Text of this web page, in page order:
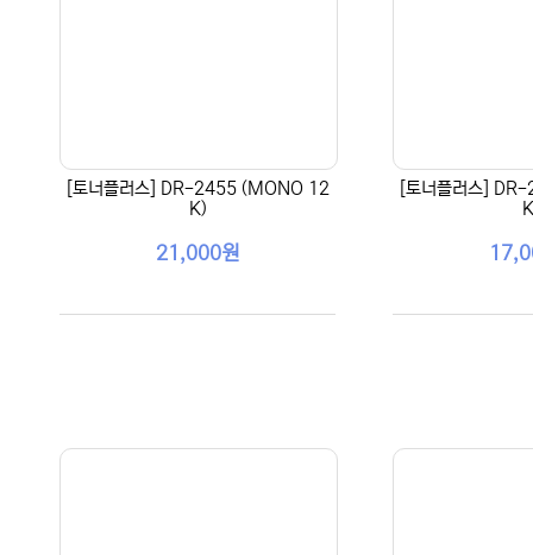
[토너플러스] DR-2455 (MONO 12
K)
21,000원
[토너플러스]